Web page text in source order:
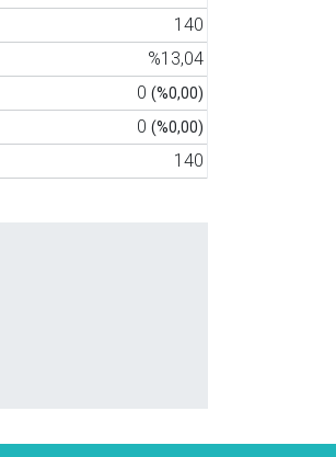
140
%13,04
0 (%0,00)
0 (%0,00)
140